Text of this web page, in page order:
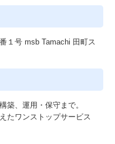
１号 msb Tamachi 田町ス
築、運用・保守まで。
たワンストップサービス